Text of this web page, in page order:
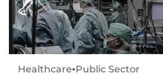
Healthcare▪Public Sector